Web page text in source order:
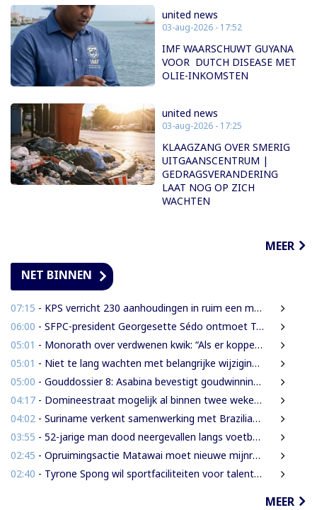
united news
03-aug-2026 - 17:52
IMF WAARSCHUWT GUYANA
VOOR DUTCH DISEASE MET
OLIE-INKOMSTEN
united news
03-aug-2026 - 17:25
KLAAGZANG OVER SMERIG
UITGAANSCENTRUM |
GEDRAGSVERANDERING
LAAT NOG OP ZICH
WACHTEN
MEER
NET BINNEN
07:15 - KPS verricht 230 aanhoudingen in ruim een maand
06:00 - SFPC-president Georgesette Sédo ontmoet Turkse president Erdoğan
05:01 - Monorath over verdwenen kwik: “Als er koppen moeten rollen, dan moeten die rollen”
05:01 - Niet te lang wachten met belangrijke wijzigingen van de Grondwet
05:00 - Gouddossier 8: Asabina bevestigt goudwinning op bodem Surinamerivier: Concessie voor riviergrind
04:17 - Domineestraat mogelijk al binnen twee weken weer open
04:02 - Suriname verkent samenwerking met Braziliaanse producent van radarsystemen
03:55 - 52-jarige man dood neergevallen langs voetbalveld
02:45 - Opruimingsactie Matawai moet nieuwe mijnramp voorkomen
02:40 - Tyrone Spong wil sportfaciliteiten voor talentvolle Surinaamse jongeren
MEER